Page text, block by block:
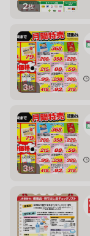
2枚
3枚
3枚